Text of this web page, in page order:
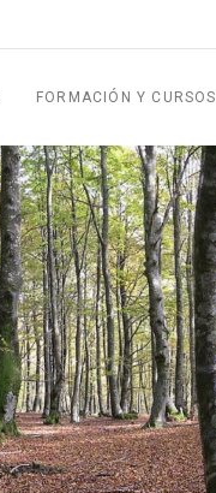
FORMACIÓN Y CURSOS